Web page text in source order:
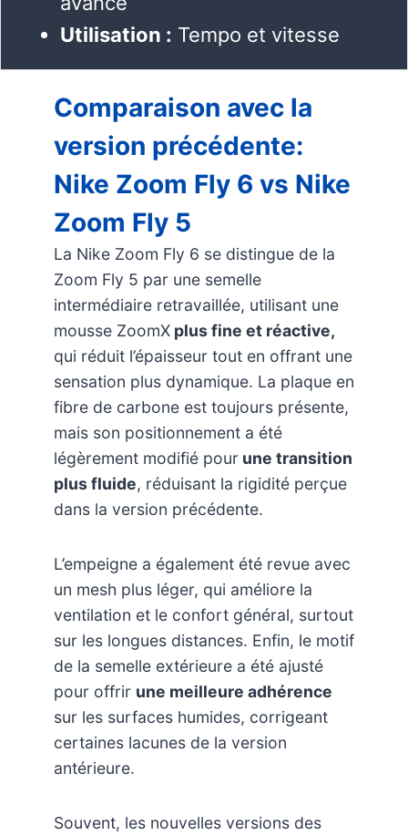
Utilisation : Tempo et vitesse
Comparaison avec la
version précédente:
Nike Zoom Fly 6 vs Nike
Zoom Fly 5
La Nike Zoom Fly 6 se distingue de la
Zoom Fly 5 par une semelle
intermédiaire retravaillée, utilisant une
mousse ZoomX plus fine et réactive,
qui réduit l’épaisseur tout en offrant une
sensation plus dynamique. La plaque en
fibre de carbone est toujours présente,
mais son positionnement a été
légèrement modifié pour une transition
plus fluide, réduisant la rigidité perçue
dans la version précédente.
L’empeigne a également été revue avec
un mesh plus léger, qui améliore la
ventilation et le confort général, surtout
sur les longues distances. Enfin, le motif
de la semelle extérieure a été ajusté
pour offrir une meilleure adhérence
sur les surfaces humides, corrigeant
certaines lacunes de la version
antérieure.
Souvent, les nouvelles versions des